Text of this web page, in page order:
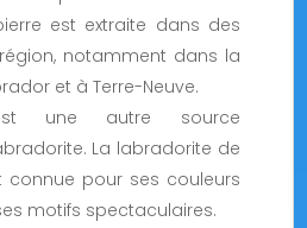
est extraite dans des
notamment dans la
et à Terre-Neuve.
une autre source
La labradorite de
connue pour ses couleurs
motifs spectaculaires.